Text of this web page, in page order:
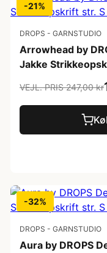
-21%
DROPS - GARNSTUDIO
Arrowhead by
Jakke
VEJL. PRIS 247,00 kr
-32%
DROPS - GARNSTUDIO
Aura by DROPS